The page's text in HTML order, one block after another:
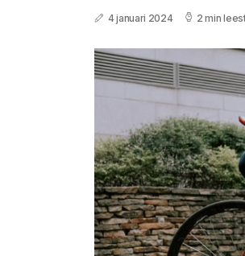
4 januari 2024 2 min